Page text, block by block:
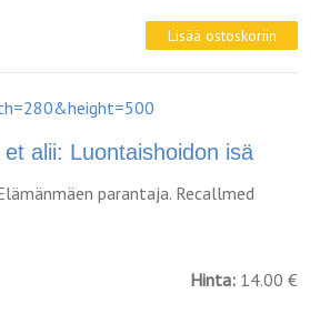
alii: Luontaishoidon isä
parantaja. Recallmed
Hinta: 14.00 €